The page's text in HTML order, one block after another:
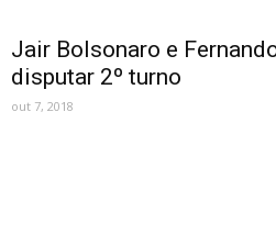
Jair Bolsonaro e
disputar 2º turno
out 7, 2018